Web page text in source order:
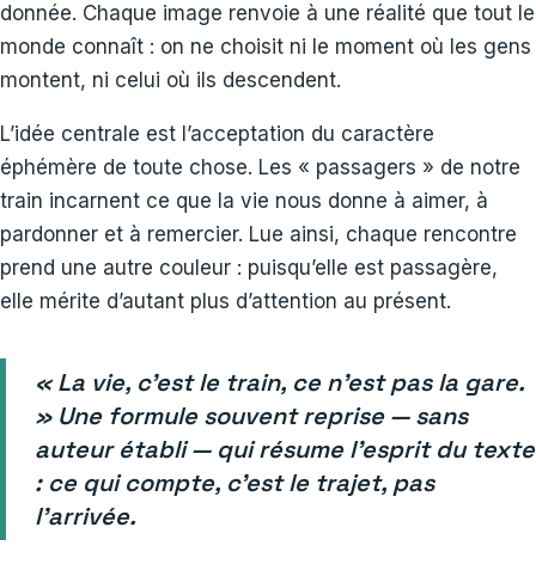
donnée. Chaque image renvoie à une réalité que tout le
monde connaît : on ne choisit ni le moment où les gens
montent, ni celui où ils descendent.
L’idée centrale est l’acceptation du caractère
éphémère de toute chose. Les « passagers » de notre
train incarnent ce que la vie nous donne à aimer, à
pardonner et à remercier. Lue ainsi, chaque rencontre
prend une autre couleur : puisqu’elle est passagère,
elle mérite d’autant plus d’attention au présent.
« La vie, c’est le train, ce n’est pas la gare.
» Une formule souvent reprise — sans
auteur établi — qui résume l’esprit du texte
: ce qui compte, c’est le trajet, pas
l’arrivée.